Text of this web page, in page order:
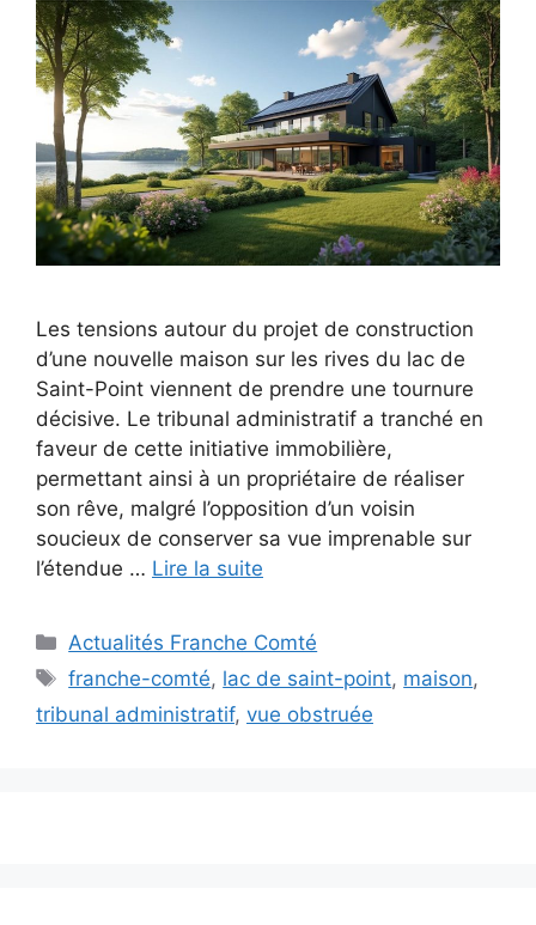
Les tensions autour du projet de construction
d’une nouvelle maison sur les rives du lac de
Saint-Point viennent de prendre une tournure
décisive. Le tribunal administratif a tranché en
faveur de cette initiative immobilière,
permettant ainsi à un propriétaire de réaliser
son rêve, malgré l’opposition d’un voisin
soucieux de conserver sa vue imprenable sur
l’étendue … Lire la suite
Catégories
Actualités Franche Comté
Étiquettes
franche-comté, lac de saint-point, maison,
tribunal administratif, vue obstruée